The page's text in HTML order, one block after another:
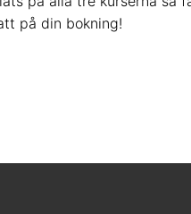
på din bokning!